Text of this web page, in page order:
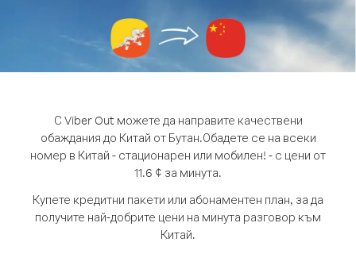
С Viber Out можете да направите качествени
обаждания до Китай от Бутан.Обадете се на всеки
номер в Китай - стационарен или мобилен! - с цени от
11.6 ¢ за минута.
Купете кредитни пакети или абонаментен план, за да
получите най-добрите цени на минута разговор към
Китай.